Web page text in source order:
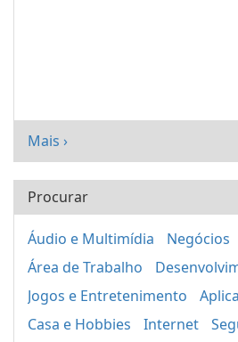
Mais ›
Procurar
Áudio e Multimídia Negócios
Área de Trabalho
Jogos e Entretenimento
Casa e Hobbies
Internet